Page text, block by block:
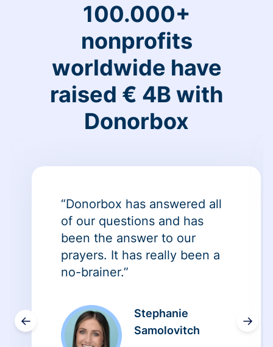
100.000+
nonprofits
worldwide have
raised € 4B with
Donorbox
←
“Donorbox has answered all
of our questions and has
been the answer to our
prayers. It has really been a
no-brainer.”
Stephanie
Samolovitch
→